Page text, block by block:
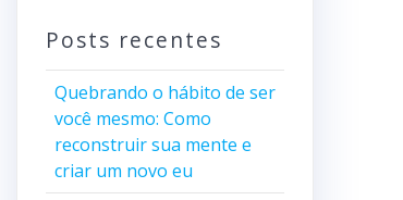
Posts recentes
Quebrando o hábito de ser
você mesmo: Como
reconstruir sua mente e
criar um novo eu